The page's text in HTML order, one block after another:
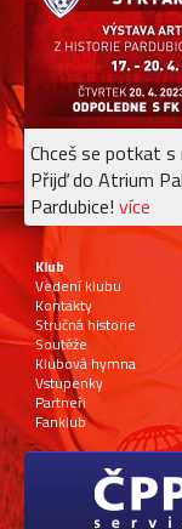
Chceš se potkat s
Přijď do Atrium
Pardubice! více
Klub
Vedení klubu
Kontakty
Stručná historie
Soutěže
Klubová hymna
Vstupenky
Partneři
Fanklub